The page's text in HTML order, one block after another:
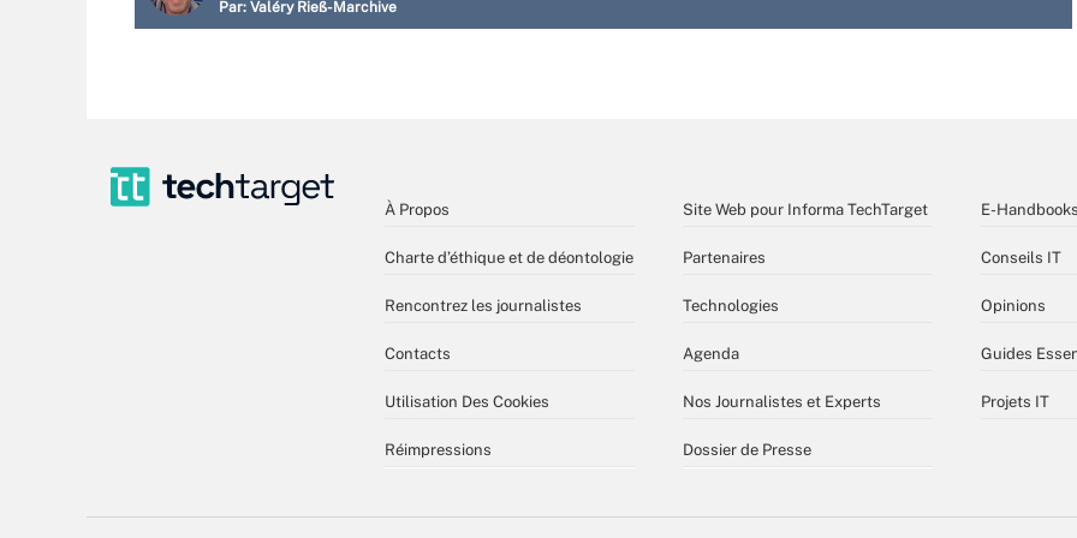
Par: Valéry Rieß-Marchive
À Propos
Charte d’éthique et de déontologie
Rencontrez les journalistes
Contacts
Utilisation Des Cookies
Réimpressions
Site Web pour Informa TechTarget
Partenaires
Technologies
Agenda
Nos Journalistes et Experts
Dossier de Presse
E-Handbooks
Conseils IT
Opinions
Guides
Projets IT